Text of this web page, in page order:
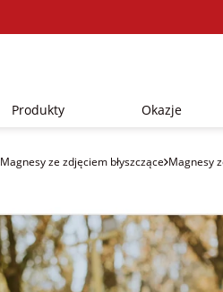
Produkty Okazje
Magnesy ze zdjęciem błyszczące Magnesy